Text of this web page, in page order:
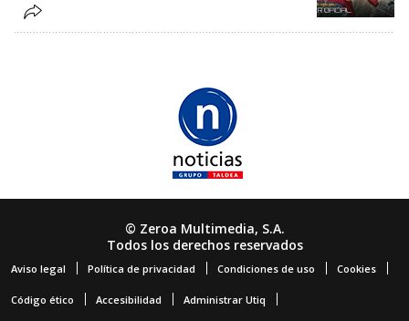
© Zeroa Multimedia, S.A.
Todos los derechos reservados
Aviso legal Política de privacidad Condiciones de uso Cookies
Código ético Accesibilidad Administrar Utiq